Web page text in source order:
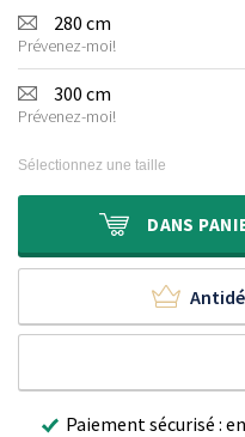
280 cm
Prévenez-moi!
300 cm
Prévenez-moi!
Sélectionnez une taille
DANS
Paiement sécurisé :